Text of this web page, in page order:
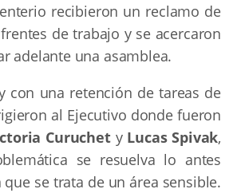
recibieron un reclamo de
de trabajo y se acercaron
adelante una asamblea.
con una retención de tareas de
al Ejecutivo donde fueron
Curuchety Lucas Spivak,
se resuelva lo antes
se trata de un área sensible.